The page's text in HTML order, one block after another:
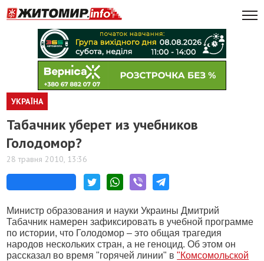
УКРАЇНА
Табачник уберет из учебников
Голодомор?
28 травня 2010, 13:36
Министр образования и науки Украины Дмитрий
Табачник намерен зафиксировать в учебной программе
по истории, что Голодомор – это общая трагедия
народов нескольких стран, а не геноцид. Об этом он
рассказал во время "горячей линии" в"Комсомольской